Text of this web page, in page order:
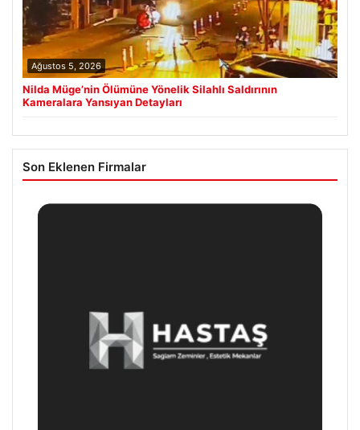
Ağustos 5, 2026
Nilda Müge’nin Ölümüne Yönelik Silahlı Saldırının
Kameralara Yansıyan Detayları
Son Eklenen Firmalar